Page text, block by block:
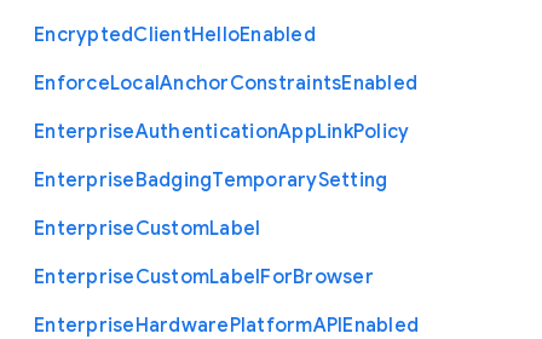
EncryptedClientHelloEnabled
EnforceLocalAnchorConstraintsEnabled
EnterpriseAuthenticationAppLinkPolicy
EnterpriseBadgingTemporarySetting
EnterpriseCustomLabel
EnterpriseCustomLabelForBrowser
EnterpriseHardwarePlatformAPIEnabled